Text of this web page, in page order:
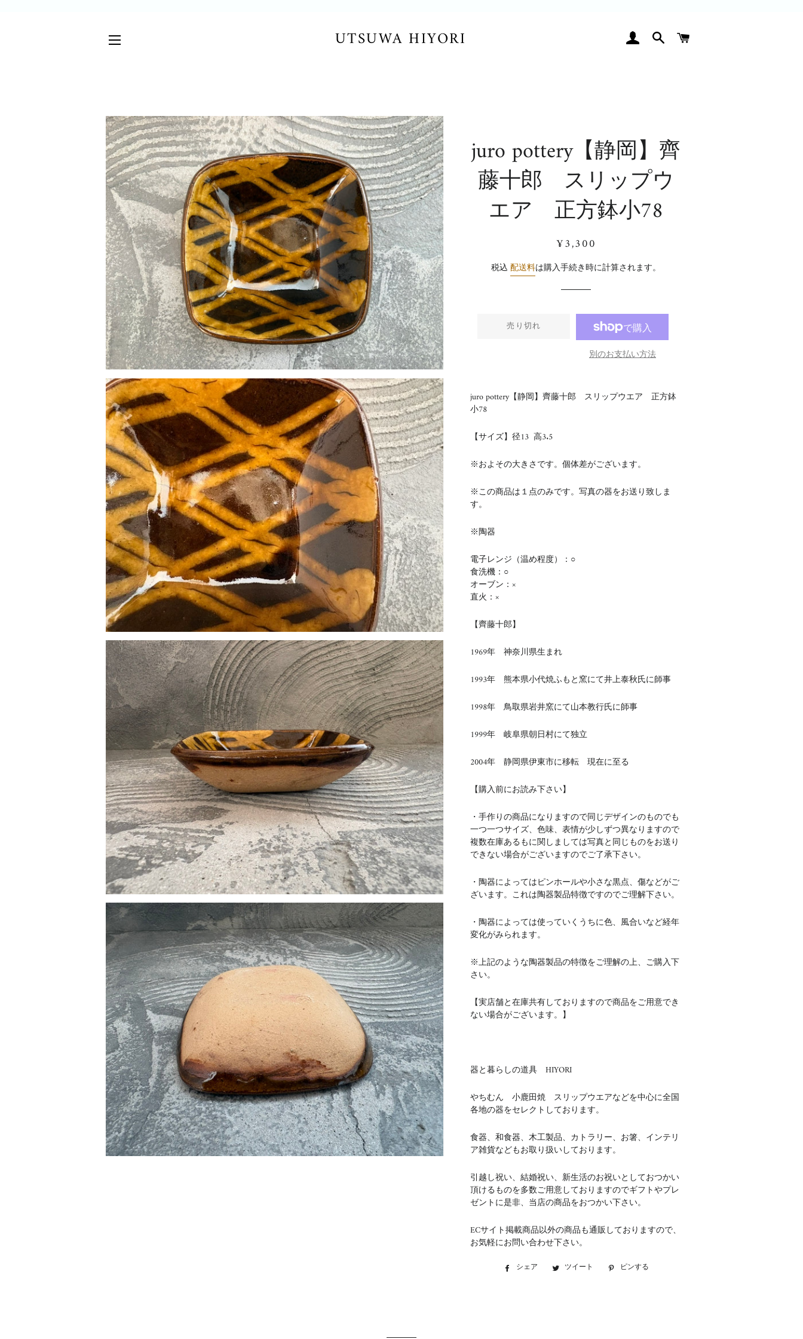
UTSUWA HIYORI ログイン検索
juro pottery【静岡】齊
藤十郎 スリップウ
エア 正方鉢小78
通
価
販
価
¥3,300
税込配送料は購入手続き時に計算されます。
売り切れ
別のお支払い方法
juro pottery【静岡】齊藤十郎 スリップウエア 正方鉢
小78
【サイズ】径13 高3.5
※およその大きさです。個体差がございます。
※この商品は１点のみです。写真の器をお送り致しま
す。
※陶器
電子レンジ（温め程度）：○
食洗機：○
オーブン：×
直火：×
【齊藤十郎】
1969年 神奈川県生まれ
1993年 熊本県小代焼ふもと窯にて井上泰秋氏に師事
1998年 鳥取県岩井窯にて山本教行氏に師事
1999年 岐阜県朝日村にて独立
2004年 静岡県伊東市に移転 現在に至る
【購入前にお読み下さい】
・手作りの商品になりますので同じデザインのものでも
一つ一つサイズ、色味、表情が少しずつ異なりますので
複数在庫あるもに関しましては写真と同じものをお送り
できない場合がございますのでご了承下さい。
・陶器によってはピンホールや小さな黒点、傷などがご
ざいます。これは陶器製品特徴ですのでご理解下さい。
・陶器によっては使っていくうちに色、風合いなど経年
変化がみられます。
※上記のような陶器製品の特徴をご理解の上、ご購入下
さい。
【実店舗と在庫共有しておりますので商品をご用意でき
ない場合がございます。】
器と暮らしの道具 HIYORI
やちむん 小鹿田焼 スリップウエアなどを中心に全国
各地の器をセレクトしております。
食器、和食器、木工製品、カトラリー、お箸、インテリ
ア雑貨などもお取り扱いしております。
引越し祝い、結婚祝い、新生活のお祝いとしておつかい
頂けるものを多数ご用意しておりますのでギフトやプレ
ゼントに是非、当店の商品をおつかい下さい。
ECサイト掲載商品以外の商品も通販しておりますので、
お気軽にお問い合わせ下さい。
シェア
Facebookツイート
Twitter ピンする